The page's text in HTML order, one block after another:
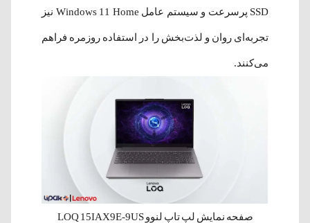
SSD پرسرعت و سیستم عامل Windows 11 Home نیز
تجربه‌ای روان و لذت‌بخش را در استفاده روزمره فراهم
می‌کنند.
صفحه نمایش لپ‌ تاپ لنوو LOQ 15IAX9E-9US